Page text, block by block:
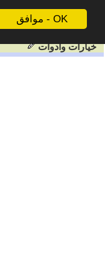
موافق - OK
خيارات وادوات